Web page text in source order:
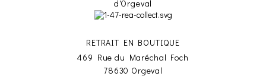
d'Orgeval
RETRAIT EN BOUTIQUE
469 Rue du Maréchal Foch
78630 Orgeval